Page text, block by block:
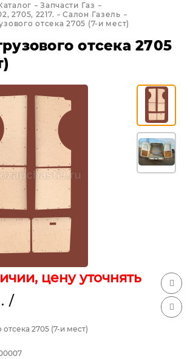
Запчасти Газ
2705, 2217.
Салон Газель
отсека 2705 (7-и мест)
отсека 2705
цену уточнять
/
2705 (7-и мест)